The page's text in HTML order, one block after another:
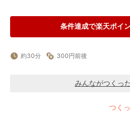
条件達成で楽天ポイ
約30分 300円前後
みんながつくっ
つく